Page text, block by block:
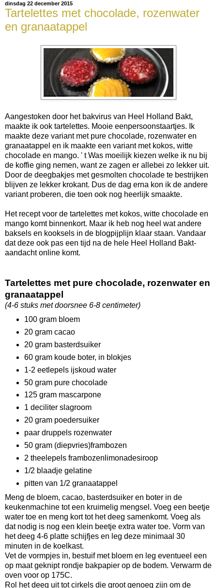
dinsdag 22 december 2015
Tartelettes met chocolade, rozenwater
en granaatappel
Aangestoken door het bakvirus van Heel Holland Bakt,
maakte ik ook tartelettes. Mooie eenpersoonstaartjes. Ik
maakte deze variant met pure chocolade, rozenwater en
granaatappel en ik maakte een variant met kokos, witte
chocolade en mango. ' t Was moeilijk kiezen welke ik nu bij
de koffie ging nemen, want ze zagen er allebei zo lekker uit.
Door de deegbakjes met gesmolten chocolade te bestrijken
blijven ze lekker krokant. Dus de dag erna kon ik de andere
variant proberen, die toen ook nog heerlijk smaakte.
Het recept voor de tartelettes met kokos, witte chocolade en
mango komt binnenkort. Maar ik heb nog heel wat andere
baksels en kooksels in de blogpijplijn klaar staan. Vandaar
dat deze ook pas een tijd na de hele Heel Holland Bakt-
aandacht online komt.
Tartelettes met pure chocolade, rozenwater en
granaatappel
(4-6 stuks met doorsnee 6-8 centimeter)
100 gram bloem
20 gram cacao
20 gram basterdsuiker
60 gram koude boter, in blokjes
1-2 eetlepels ijskoud water
50 gram pure chocolade
125 gram mascarpone
1 deciliter slagroom
20 gram poedersuiker
paar druppels rozenwater
50 gram (diepvries)frambozen
2 theelepels frambozenlimonadesiroop
1/2 blaadje gelatine
pitten van 1/2 granaatappel
Meng de bloem, cacao, basterdsuiker en boter in de
keukenmachine tot een kruimelig mengsel. Voeg een beetje
water toe en meng kort tot het deeg samenkomt. Voeg als
dat nodig is nog een klein beetje extra water toe. Vorm van
het deeg 4-6 platte schijfjes en leg deze minimaal 30
minuten in de koelkast.
Vet de vormpjes in, bestuif met bloem en leg eventueel een
op maat geknipt rondje bakpapier op de bodem. Verwarm de
oven voor op 175C.
Rol het deeg uit tot cirkels die groot genoeg zijn om de